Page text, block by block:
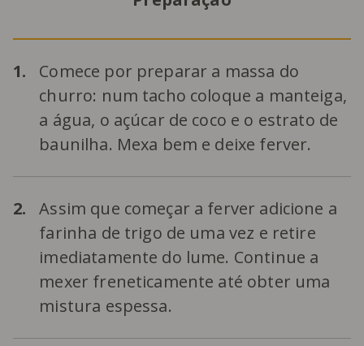
1.
Comece por preparar a massa do
churro: num tacho coloque a manteiga,
a água, o açúcar de coco e o estrato de
baunilha. Mexa bem e deixe ferver.
2.
Assim que começar a ferver adicione a
farinha de trigo de uma vez e retire
imediatamente do lume. Continue a
mexer freneticamente até obter uma
mistura espessa.